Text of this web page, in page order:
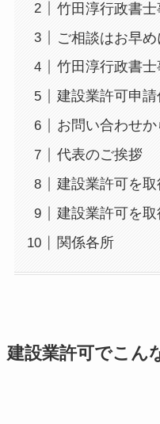
竹田淳行政書
ご相談はお早め
竹田淳行政書
建設業許可申
お問い合わせ
代表のご挨拶
建設業許可を
建設業許可を
関係各所
建設業許可でこん